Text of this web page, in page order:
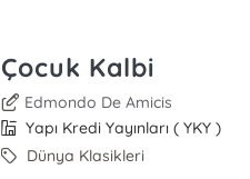
Çocuk Kalbi
Edmondo De Amicis
Yapı Kredi Yayınları ( YKY )
Dünya Klasikleri